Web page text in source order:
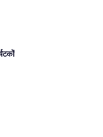
EX
और